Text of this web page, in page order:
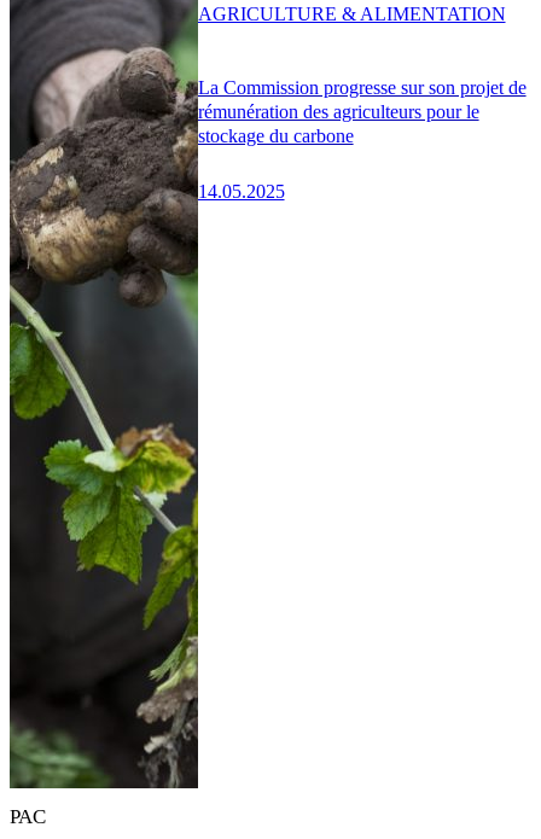
La Commission progresse sur son projet de
rémunération des agriculteurs pour le
stockage du carbone
14.05.2025
AGRICULTURE & ALIMENTATION
PAC